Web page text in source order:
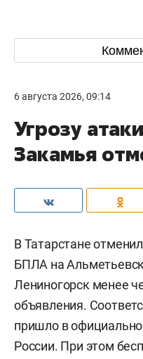
6 августа 2026, 09:14
Угрозу
Закамья
В Татарстане
БПЛА на
Лениногорск менее
объявления.
пришло в
России. При этом